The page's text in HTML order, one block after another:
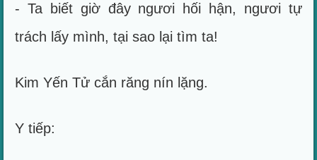
- Ta biết giờ đây ngươi hối hận, ngươi tự
trách lấy mình, tại sao lại tìm ta!
Kim Yến Tử cắn răng nín lặng.
Y tiếp: